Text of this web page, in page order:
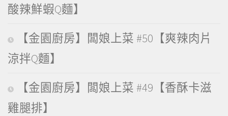
酸辣鮮蝦Q麵】
【金園廚房】闆娘上菜 #50【爽辣肉片
涼拌Q麵】
【金園廚房】闆娘上菜 #49【香酥卡滋
雞腿排】